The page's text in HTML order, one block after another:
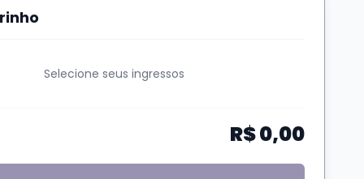
Whats(51) 99624 3444
Selecione seus ingressos
R$ 0,00